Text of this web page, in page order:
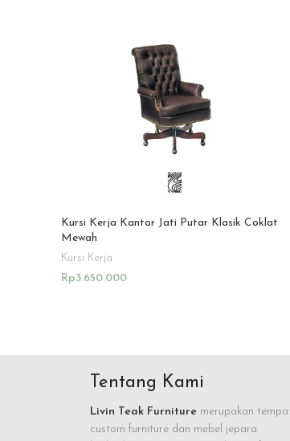
Kursi Kerja Kantor Jati Putar Klasik Coklat
Mewah
Kursi Kerja
Rp3.650.000
Tentang Kami
Livin Teak Furniture merupakan
custom furniture dan mebel jepara